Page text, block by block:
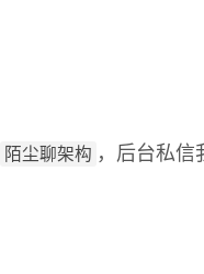
陌尘聊架构 ，后台私信